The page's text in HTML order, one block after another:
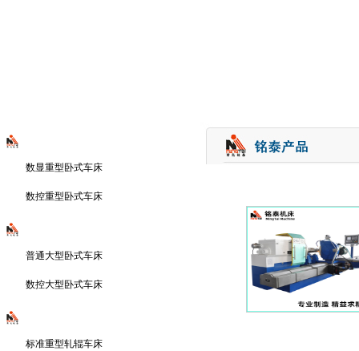
数显重型卧式车床
数控重型卧式车床
普通大型卧式车床
数控大型卧式车床
标准重型轧辊车床